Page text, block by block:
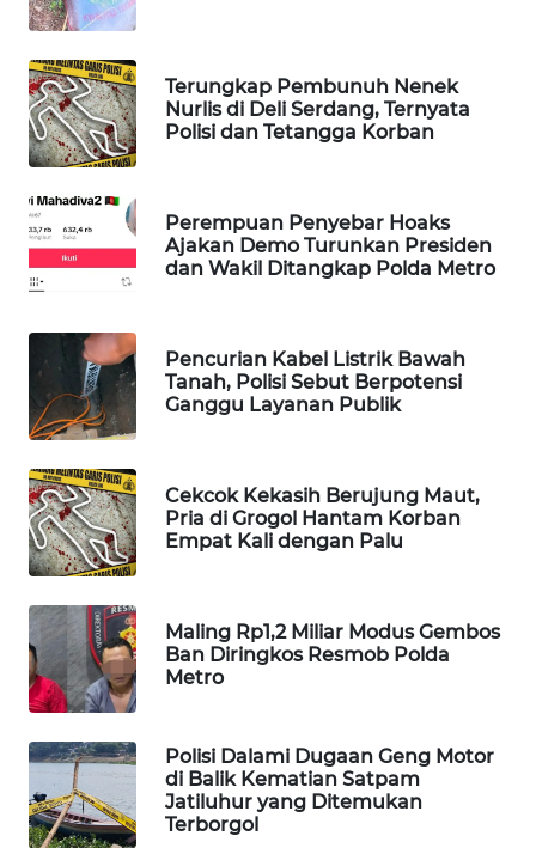
Terungkap Pembunuh Nenek
Nurlis di Deli Serdang, Ternyata
Polisi dan Tetangga Korban
Perempuan Penyebar Hoaks
Ajakan Demo Turunkan Presiden
dan Wakil Ditangkap Polda Metro
Pencurian Kabel Listrik Bawah
Tanah, Polisi Sebut Berpotensi
Ganggu Layanan Publik
Cekcok Kekasih Berujung Maut,
Pria di Grogol Hantam Korban
Empat Kali dengan Palu
Maling Rp1,2 Miliar Modus Gembos
Ban Diringkos Resmob Polda
Metro
Polisi Dalami Dugaan Geng Motor
di Balik Kematian Satpam
Jatiluhur yang Ditemukan
Terborgol
ID
WAHANANEWS
CO ID
WAHANANEWS
SPORT
WAHANA
UMKM
WAHANA
SELEB
WAHANA
WAHANA
OTOMOTIF
WAHANA
HEALTH
WAHANA